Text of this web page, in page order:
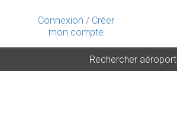
Connexion / Créer
mon compte
Rechercher aéroport